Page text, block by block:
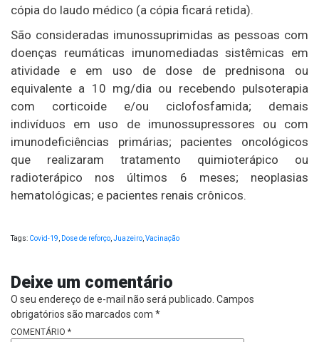
cópia do laudo médico (a cópia ficará retida).
São consideradas imunossuprimidas as pessoas com
doenças reumáticas imunomediadas sistêmicas em
atividade e em uso de dose de prednisona ou
equivalente a 10 mg/dia ou recebendo pulsoterapia
com corticoide e/ou ciclofosfamida; demais
indivíduos em uso de imunossupressores ou com
imunodeficiências primárias; pacientes oncológicos
que realizaram tratamento quimioterápico ou
radioterápico nos últimos 6 meses; neoplasias
hematológicas; e pacientes renais crônicos.
Tags: Covid-19 Dose de reforço Juazeiro Vacinação
Deixe um comentário
O seu endereço de e-mail não será publicado. Campos
obrigatórios são marcados com *
COMENTÁRIO *